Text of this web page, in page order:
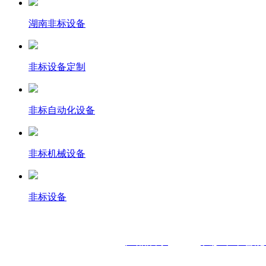
湖南非标设备
非标设备定制
非标自动化设备
非标机械设备
非标设备